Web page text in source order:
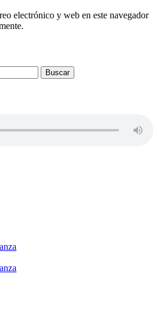
electrónico y web en este navegador